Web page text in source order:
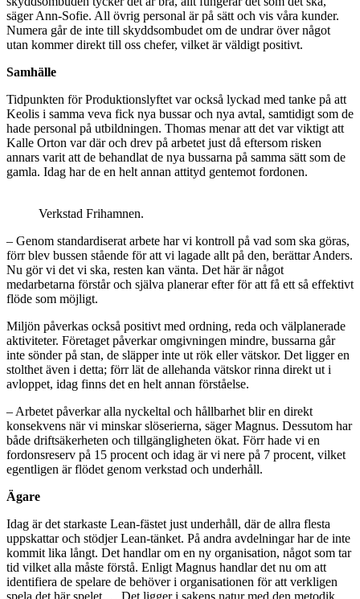
säger Ann-Sofie. All övrig personal är på sätt och vis våra kunder.
Numera går de inte till skyddsombudet om de undrar över något
utan kommer direkt till oss chefer, vilket är väldigt positivt.
Samhälle
Tidpunkten för Produktionslyftet var också lyckad med tanke på att
Keolis i samma veva fick nya bussar och nya avtal, samtidigt som de
hade personal på utbildningen. Thomas menar att det var viktigt att
Kalle Orton var där och drev på arbetet just då eftersom risken
annars varit att de behandlat de nya bussarna på samma sätt som de
gamla. Idag har de en helt annan attityd gentemot fordonen.
Verkstad Frihamnen.
– Genom standardiserat arbete har vi kontroll på vad som ska göras,
förr blev bussen stående för att vi lagade allt på den, berättar Anders.
Nu gör vi det vi ska, resten kan vänta. Det här är något
medarbetarna förstår och själva planerar efter för att få ett så effektivt
flöde som möjligt.
Miljön påverkas också positivt med ordning, reda och välplanerade
aktiviteter. Företaget påverkar omgivningen mindre, bussarna går
inte sönder på stan, de släpper inte ut rök eller vätskor. Det ligger en
stolthet även i detta; förr lät de allehanda vätskor rinna direkt ut i
avloppet, idag finns det en helt annan förståelse.
– Arbetet påverkar alla nyckeltal och hållbarhet blir en direkt
konsekvens när vi minskar slöserierna, säger Magnus. Dessutom har
både driftsäkerheten och tillgängligheten ökat. Förr hade vi en
fordonsreserv på 15 procent och idag är vi nere på 7 procent, vilket
egentligen är flödet genom verkstad och underhåll.
Ägare
Idag är det starkaste Lean-fästet just underhåll, där de allra flesta
uppskattar och stödjer Lean-tänket. På andra avdelningar har de inte
kommit lika långt. Det handlar om en ny organisation, något som tar
tid vilket alla måste förstå. Enligt Magnus handlar det nu om att
identifiera de spelare de behöver i organisationen för att verkligen
spela det här spelet … Det ligger i sakens natur med den metodik